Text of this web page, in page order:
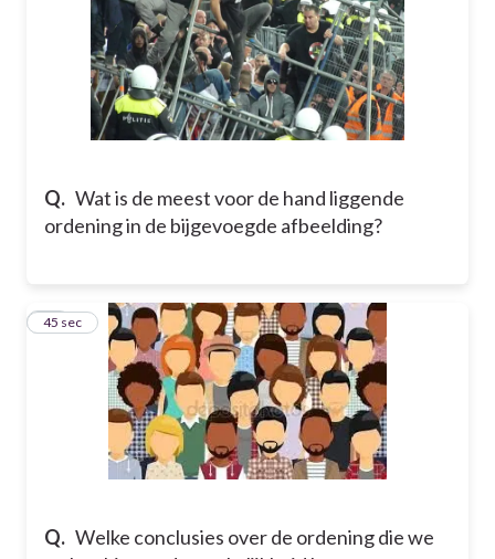
Q. Wat is de meest voor de hand liggende
ordening in de bijgevoegde afbeelding?
Q. Welke conclusies over de ordening die we
15
45 sec